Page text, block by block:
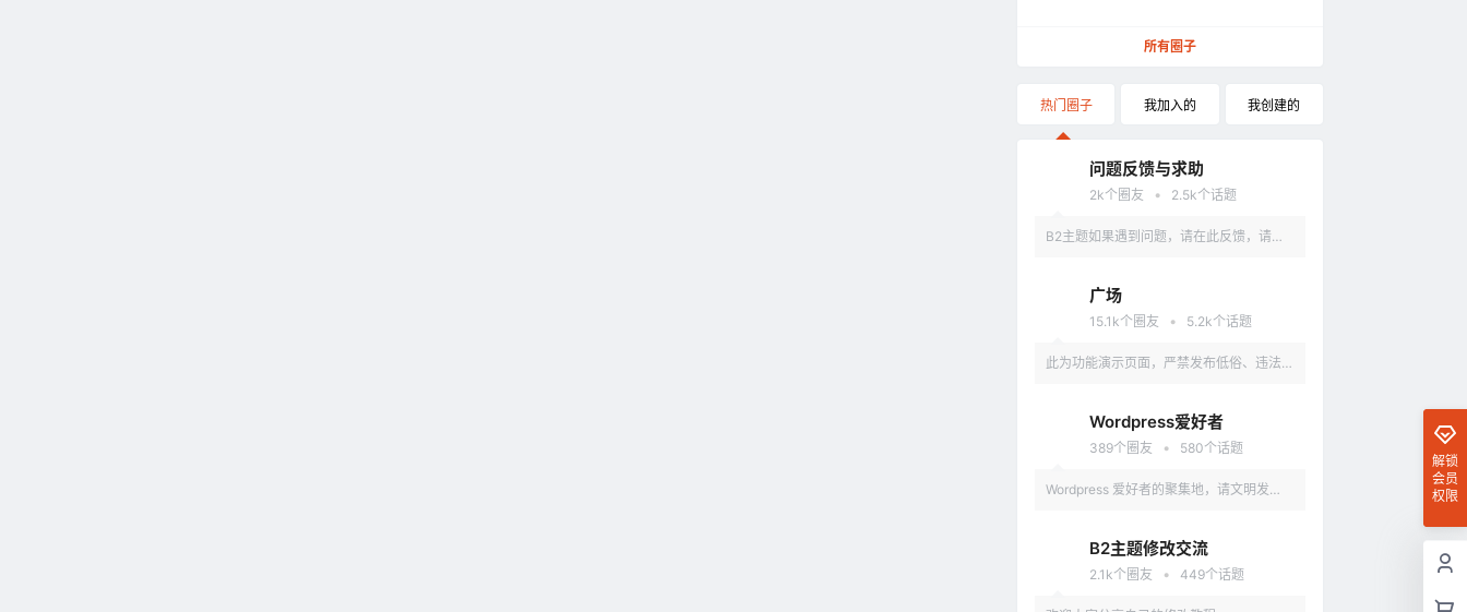
所有圈子
热门圈子 我加入的 我创建的
问题反馈与求助
2k个圈友 • 2.5k个话题
B2主题如果遇到问题，请在此反馈，请具
广场
15.1k个圈友 • 5.2k个话题
此为功能演示页面，严禁发布低俗、违法、
Wordpress爱好者
389个圈友 • 580个话题
Wordpress 爱好者的聚集地，请文明发
B2主题修改交流
2.1k个圈友 • 449个话题
解锁
会员
权限